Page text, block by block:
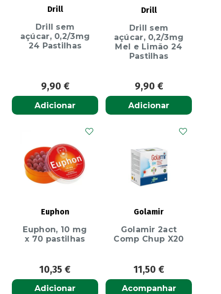
Drill
Drill sem
açúcar, 0,2/3mg
24 Pastilhas
9,90 €
Adicionar
Drill
Drill sem
açúcar, 0,2/3mg
Mel e Limão 24
Pastilhas
9,90 €
Adicionar
Euphon
Euphon, 10 mg
x 70 pastilhas
10,35 €
Adicionar
Golamir
Golamir 2act
Comp Chup X20
11,50 €
Acompanhar